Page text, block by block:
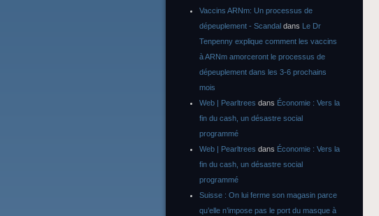
Vaccins ARNm: Un processus de
dépeuplement - Scandal dans Le Dr
Tenpenny explique comment les vaccins
à ARNm amorceront le processus de
dépeuplement dans les 3-6 prochains
mois
Web | Pearltrees dans Économie : Vers la
fin du cash, un désastre social
programmé
Web | Pearltrees dans Économie : Vers la
fin du cash, un désastre social
programmé
Suisse : On lui ferme son magasin parce
qu’elle n’impose pas le port du masque à